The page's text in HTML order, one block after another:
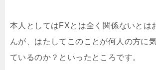
本人としてはFXとは全く関係ないとは
んが、はたしてこのことが何人の方に
ているのか？といったところです。